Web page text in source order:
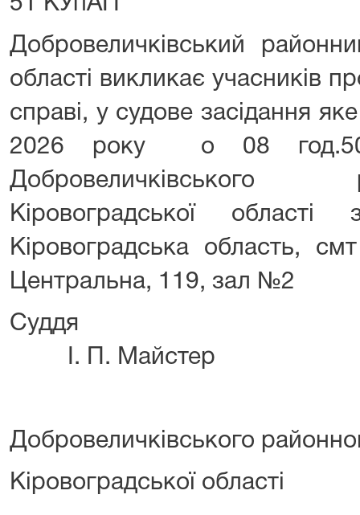
51 КУпАП
Добровеличківський
області викликає учасників
справі, у судове засідання
2026 року о 08
Кіровоградської
Кіровоградська область,
Центральна, 119, зал №2
І. П. Майстер
Добровеличківського
Кіровоградської